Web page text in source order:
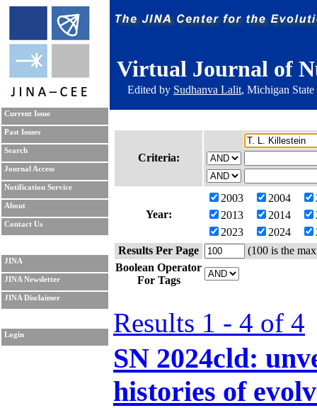
Virtual Journal of
Edited by Sudhanva Lalit, Michigan
Current Issue
Past Issues
Search
Journal Access
Notification Service
About
Contact Us
JINA
JINA Newsletter
JINA Disclaimer
Login
Criteria:
Year:
2003 2004
2013
2014
2023
2024
Results Per Page
(100 is the
Boolean Operator
For Tags
Results 1 - 4 of 4
SN 2024cld:
histories of